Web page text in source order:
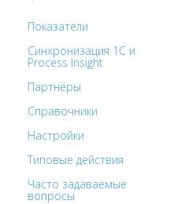
Показатели
Синхронизация 1С и
Process Insight
Партнёры
Справочники
Настройки
Типовые действия
Часто задаваемые
вопросы